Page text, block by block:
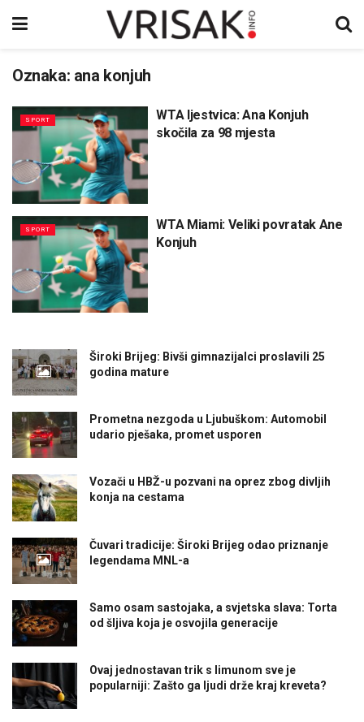
Oznaka: ana konjuh
SPORT
WTA ljestvica: Ana Konjuh
skočila za 98 mjesta
SPORT
WTA Miami: Veliki povratak Ane
Konjuh
Široki Brijeg: Bivši gimnazijalci proslavili 25
godina mature
Prometna nezgoda u Ljubuškom: Automobil
udario pješaka, promet usporen
Vozači u HBŽ-u pozvani na oprez zbog divljih
konja na cestama
Čuvari tradicije: Široki Brijeg odao priznanje
legendama MNL-a
Samo osam sastojaka, a svjetska slava: Torta
od šljiva koja je osvojila generacije
Ovaj jednostavan trik s limunom sve je
popularniji: Zašto ga ljudi drže kraj kreveta?